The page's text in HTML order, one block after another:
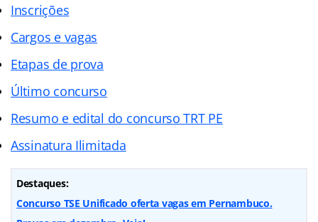
Inscrições
Cargos e vagas
Etapas de prova
Último concurso
Resumo e edital do concurso TRT PE
Assinatura Ilimitada
Destaques:
Concurso TSE Unificado oferta vagas em Pernambuco.